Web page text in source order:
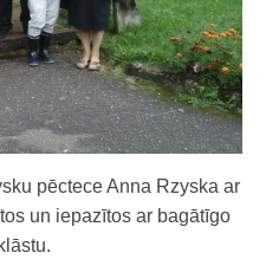
pēctece Anna Rzyska ar
un iepazītos ar bagātīgo